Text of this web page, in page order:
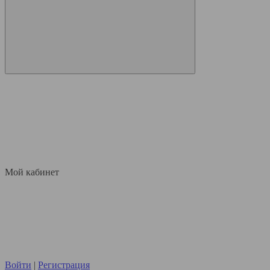
Мой кабинет
Войти | Регистрация